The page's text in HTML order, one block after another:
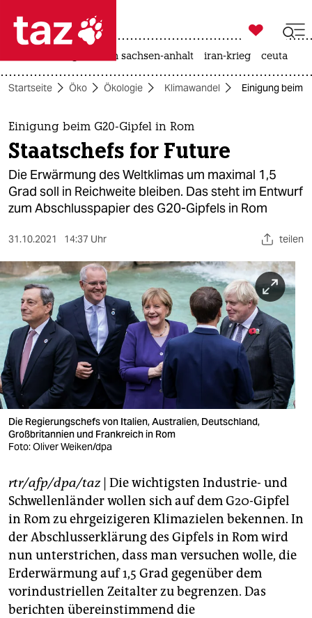
 taz zahl ich
taz zahl ich
themen
politik
öko
sport
berlin
nord
wahrheit
verlag
verlag
shop
fragen & hilfe
unterstützen
abo
genossenschaft

taz zahl ich
landtagswahl in sachsen-anhalt iran-krieg ceuta
Startseite Öko Ökologie Klimawandel Einigung beim
Einigung beim G20-Gipfel in Rom
Staatschefs for Future
Die Erwärmung des Weltklimas um maximal 1,5
Grad soll in Reichweite bleiben. Das steht im Entwurf
zum Abschlusspapier des G20-Gipfels in Rom
31.10.2021 14:37 Uhr teilen
Die Regierungschefs von Italien, Australien, Deutschland,
Großbritannien und Frankreich in Rom
Foto: Oliver Weiken/dpa
rtr/afp/dpa/taz| Die wichtigsten Industrie- und
Schwellenländer wollen sich auf dem G20-Gipfel
in Rom zu ehrgeizigeren Klimazielen bekennen. In
der Abschlusserklärung des Gipfels in Rom wird
nun unterstrichen, dass man versuchen wolle, die
Erderwärmung auf 1,5 Grad gegenüber dem
vorindustriellen Zeitalter zu begrenzen. Das
berichten übereinstimmend die